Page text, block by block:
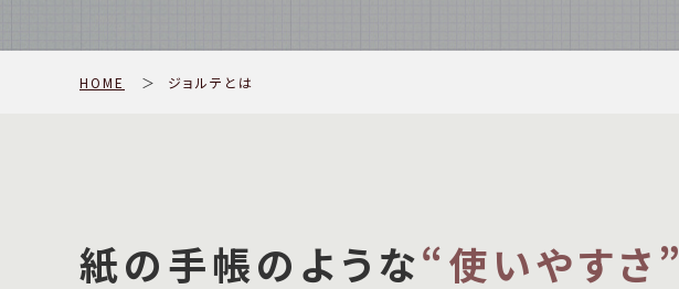
HOME ＞ ジョルテとは
紙の手帳のような“使いやすさ”